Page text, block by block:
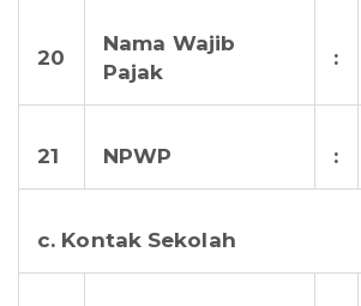
20
Nama Wajib
Pajak
:
21 NPWP :
c. Kontak Sekolah